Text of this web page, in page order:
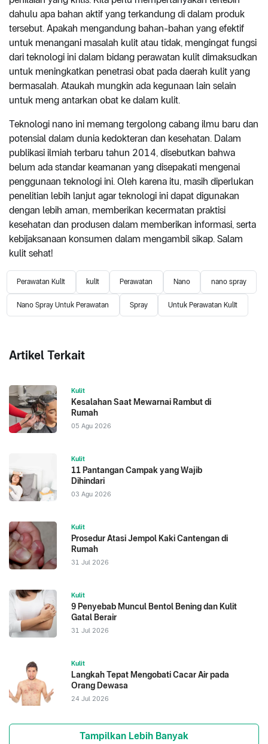
dahulu apa bahan aktif yang terkandung di dalam produk
tersebut. Apakah mengandung bahan-bahan yang efektif
untuk menangani masalah kulit atau tidak, mengingat fungsi
dari teknologi ini dalam bidang perawatan kulit dimaksudkan
untuk meningkatkan penetrasi obat pada daerah kulit yang
bermasalah. Ataukah mungkin ada kegunaan lain selain
untuk meng antarkan obat ke dalam kulit.
Teknologi nano ini memang tergolong cabang ilmu baru dan
potensial dalam dunia kedokteran dan kesehatan. Dalam
publikasi ilmiah terbaru tahun 2014, disebutkan bahwa
belum ada standar keamanan yang disepakati mengenai
penggunaan teknologi ini. Oleh karena itu, masih diperlukan
penelitian lebih lanjut agar teknologi ini dapat digunakan
dengan lebih aman, memberikan kecermatan praktisi
kesehatan dan produsen dalam memberikan informasi, serta
kebijaksanaan konsumen dalam mengambil sikap. Salam
kulit sehat!
Perawatan Kulit kulit Perawatan Nano nano spray
Nano Spray Untuk Perawatan Spray Untuk Perawatan Kulit
Artikel Terkait
Kulit
Kesalahan Saat Mewarnai Rambut di
Rumah
05 Agu 2026
Kulit
11 Pantangan Campak yang Wajib
Dihindari
03 Agu 2026
Kulit
Prosedur Atasi Jempol Kaki Cantengan di
Rumah
31 Jul 2026
Kulit
9 Penyebab Muncul Bentol Bening dan Kulit
Gatal Berair
31 Jul 2026
Kulit
Langkah Tepat Mengobati Cacar Air pada
Orang Dewasa
24 Jul 2026
Tampilkan Lebih Banyak